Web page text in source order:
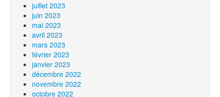
juillet 2023
juin 2023
mai 2023
avril 2023
mars 2023
février 2023
janvier 2023
décembre 2022
novembre 2022
octobre 2022